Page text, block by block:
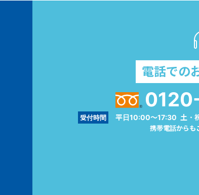
電話での
受付時間 平日10:00～17:30 土・
携帯電話からも